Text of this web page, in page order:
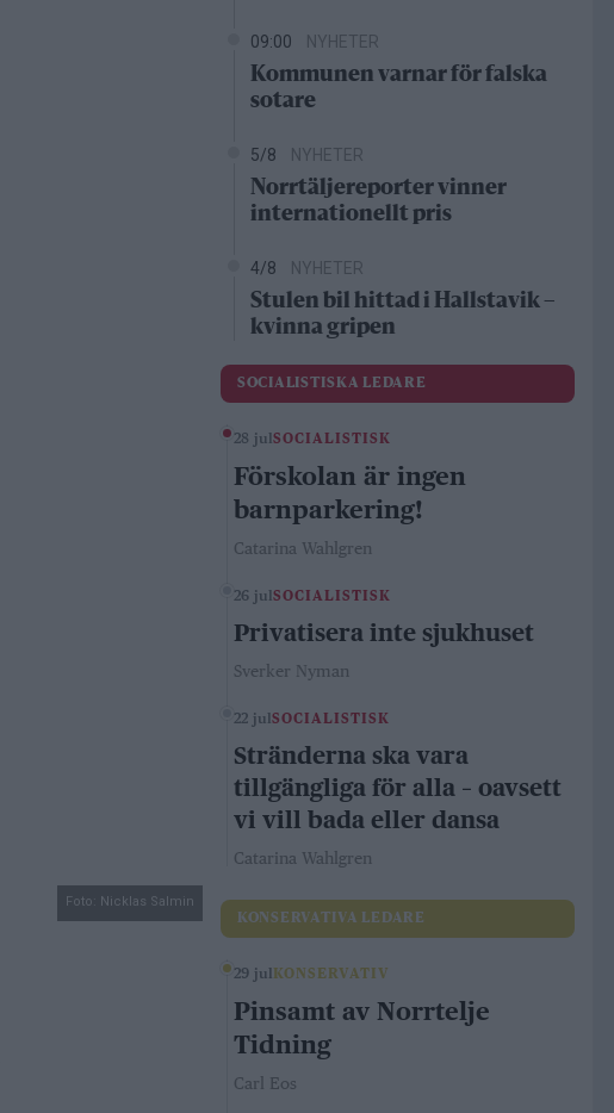
Foto: Nicklas Salmin
09:00 NYHETER
Kommunen varnar för falska
sotare
5/8 NYHETER
Norrtäljereporter vinner
internationellt pris
4/8 NYHETER
Stulen bil hittad i Hallstavik –
kvinna gripen
SOCIALISTISKA LEDARE
28 julSOCIALISTISK
Förskolan är ingen
barnparkering!
Catarina Wahlgren
26 julSOCIALISTISK
Privatisera inte sjukhuset
Sverker Nyman
22 julSOCIALISTISK
Stränderna ska vara
tillgängliga för alla – oavsett
vi vill bada eller dansa
Catarina Wahlgren
KONSERVATIVA LEDARE
29 jul KONSERVATIV
Pinsamt av Norrtelje
Tidning
Carl Eos